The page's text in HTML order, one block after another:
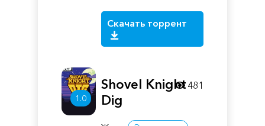
Скачать торрент
1.0
Shovel Knight
Dig
481